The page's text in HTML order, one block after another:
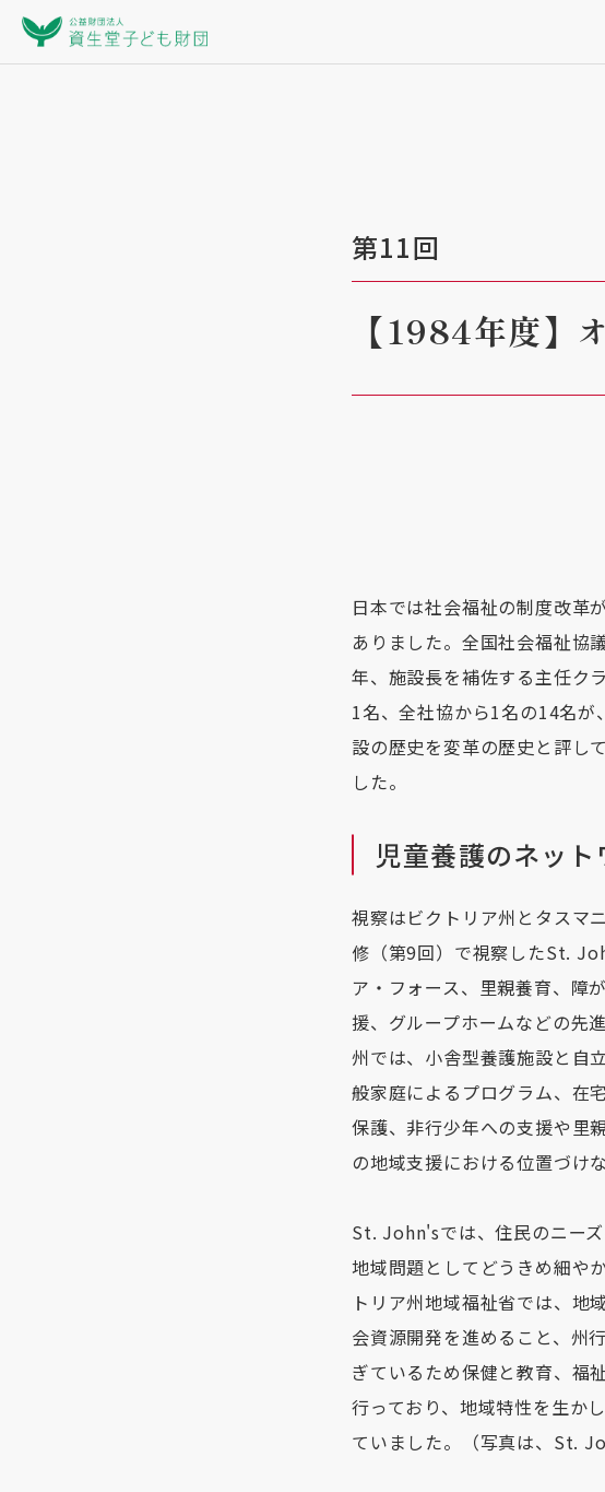
第11回
【1984年度】
日本では社会福祉の制度改革
ありました。全国社会福祉協
年、施設長を補佐する主任ク
1名、全社協から1名の14名
設の歴史を変革の歴史と評し
した。
児童養護のネット
視察はビクトリア州とタスマ
修（第9回）で視察したSt.
ア・フォース、里親養育、障
援、グループホームなどの先
州では、小舎型養護施設と自
般家庭によるプログラム、在
保護、非行少年への支援や里
の地域支援における位置づけ
St. John'sでは、住民のニー
地域問題としてどうきめ細や
トリア州地域福祉省では、地
会資源開発を進めること、州
ぎているため保健と教育、福
行っており、地域特性を生か
ていました。（写真は、St.